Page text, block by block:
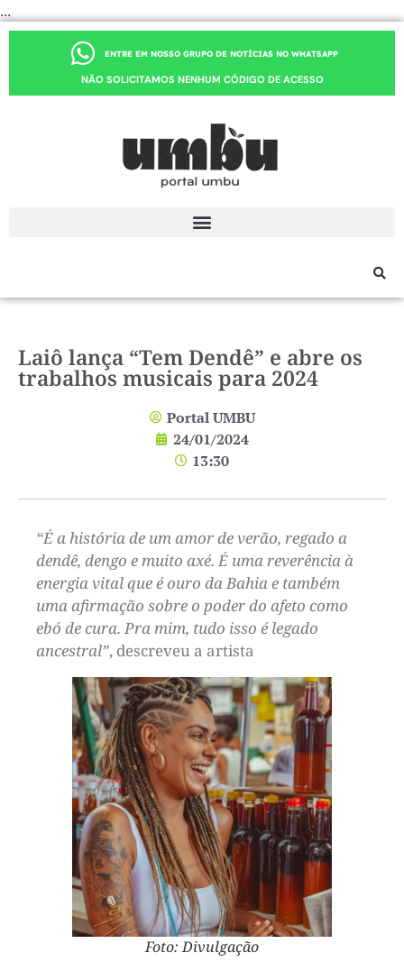
...
ENTRE EM NOSSO GRUPO DE NOTÍCIAS NO WHATSAPP
NÃO SOLICITAMOS NENHUM CÓDIGO DE ACESSO
Laiô lança “Tem Dendê” e abre os
trabalhos musicais para 2024
Portal UMBU
24/01/2024
13:30
“É a história de um amor de verão, regado a
dendê, dengo e muito axé. É uma reverência à
energia vital que é ouro da Bahia e também
uma afirmação sobre o poder do afeto como
ebó de cura. Pra mim, tudo isso é legado
ancestral”, descreveu a artista
Foto: Divulgação